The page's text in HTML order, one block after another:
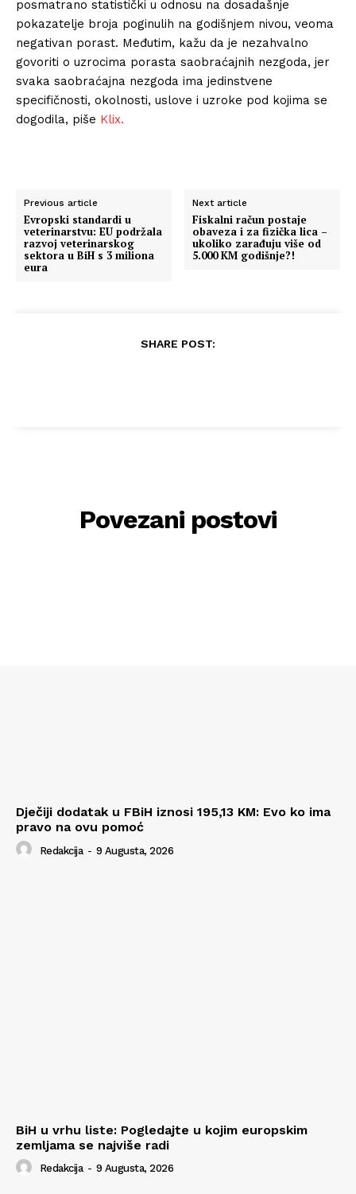
posmatrano statistički u odnosu na dosadašnje
pokazatelje broja poginulih na godišnjem nivou, veoma
negativan porast. Međutim, kažu da je nezahvalno
govoriti o uzrocima porasta saobraćajnih nezgoda, jer
svaka saobraćajna nezgoda ima jedinstvene
specifičnosti, okolnosti, uslove i uzroke pod kojima se
dogodila, piše Klix.
Previous article
Evropski standardi u
veterinarstvu: EU podržala
razvoj veterinarskog
sektora u BiH s 3 miliona
eura
Next article
Fiskalni račun postaje
obaveza i za fizička lica –
ukoliko zarađuju više od
5.000 KM godišnje?!
SHARE POST:
Povezani postovi
Dječiji dodatak u FBiH iznosi 195,13 KM: Evo ko ima
pravo na ovu pomoć
Redakcija - 9 Augusta, 2026
BiH u vrhu liste: Pogledajte u kojim europskim
zemljama se najviše radi
Redakcija - 9 Augusta, 2026